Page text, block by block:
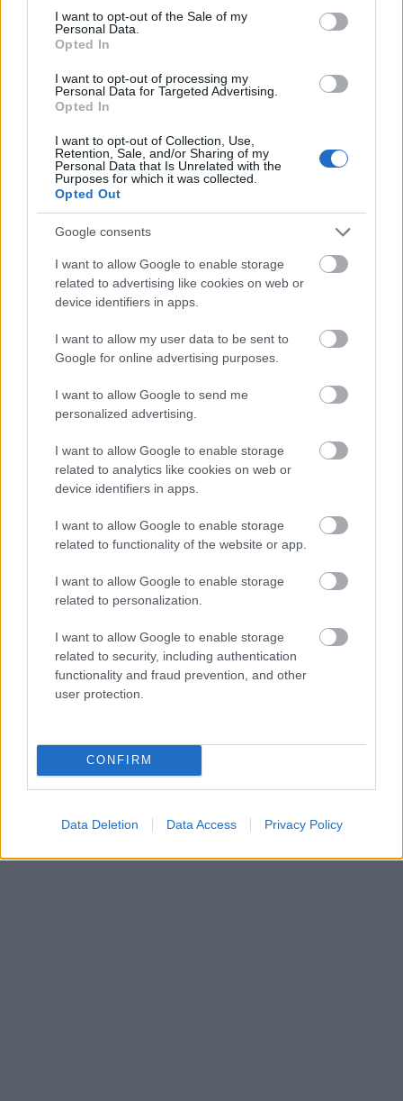
consent section.
I want to opt-out of the Sale of my
Personal Data.
Opted In
I want to opt-out of processing my
Personal Data for Targeted Advertising.
Opted In
I want to opt-out of Collection, Use,
Retention, Sale, and/or Sharing of my
Personal Data that Is Unrelated with the
Purposes for which it was collected.
Opted Out
Google consents
I want to allow Google to enable storage
related to advertising like cookies on web or
device identifiers in apps.
I want to allow my user data to be sent to
Google for online advertising purposes.
I want to allow Google to send me
personalized advertising.
I want to allow Google to enable storage
related to analytics like cookies on web or
device identifiers in apps.
I want to allow Google to enable storage
related to functionality of the website or app.
I want to allow Google to enable storage
related to personalization.
I want to allow Google to enable storage
related to security, including authentication
functionality and fraud prevention, and other
user protection.
CONFIRM
Data Deletion Data Access Privacy Policy
Δείτε αναλυτικά οι προορισμοί της
προσφοράς της Volotea: